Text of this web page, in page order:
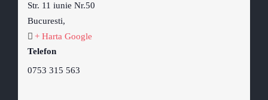
Str. 11 iunie Nr.50
Bucuresti,
+ Harta Google
Telefon
0753 315 563